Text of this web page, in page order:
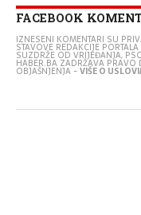
FACEBOOK
IZNESENI KOMENTARI SU
STAVOVE REDAKCIJE
SUZDRŽE OD VRIJEĐANJA,
HABER.BA ZADRŽAVA PRAVO
OBJAŠNJENJA -VIŠE O